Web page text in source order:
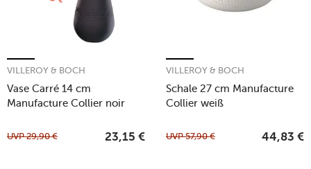
Vase Carré 14 cm
Manufacture Collier noir
VILLEROY & BOCH
UVP29,90 € 23,15 €
Schale 27 cm Manufacture
Collier weiß
VILLEROY & BOCH
UVP57,90 € 44,83 €